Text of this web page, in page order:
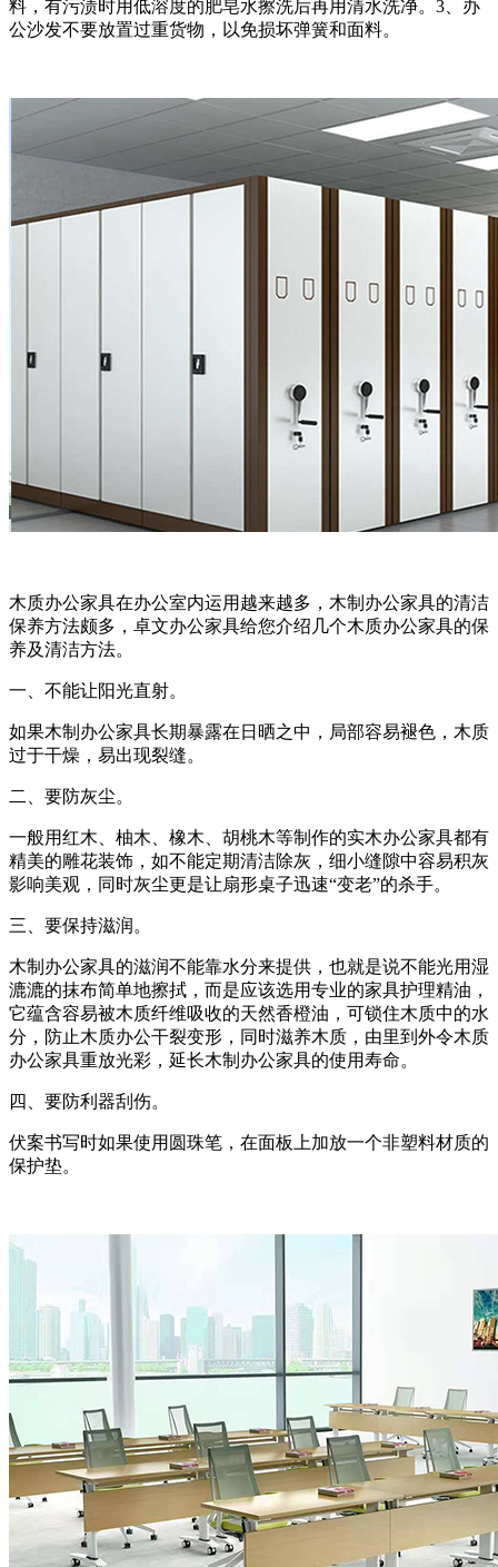
料，有污渍时用低溶度的肥皂水擦洗后再用清水洗净。3、办
公沙发不要放置过重货物，以免损坏弹簧和面料。
木质办公家具在办公室内运用越来越多，木制办公家具的清洁
保养方法颇多，卓文办公家具给您介绍几个木质办公家具的保
养及清洁方法。
一、不能让阳光直射。
如果木制办公家具长期暴露在日晒之中，局部容易褪色，木质
过于干燥，易出现裂缝。
二、要防灰尘。
一般用红木、柚木、橡木、胡桃木等制作的实木办公家具都有
精美的雕花装饰，如不能定期清洁除灰，细小缝隙中容易积灰
影响美观，同时灰尘更是让扇形桌子迅速“变老”的杀手。
三、要保持滋润。
木制办公家具的滋润不能靠水分来提供，也就是说不能光用湿
漉漉的抹布简单地擦拭，而是应该选用专业的家具护理精油，
它蕴含容易被木质纤维吸收的天然香橙油，可锁住木质中的水
分，防止木质办公干裂变形，同时滋养木质，由里到外令木质
办公家具重放光彩，延长木制办公家具的使用寿命。
四、要防利器刮伤。
伏案书写时如果使用圆珠笔，在面板上加放一个非塑料材质的
保护垫。